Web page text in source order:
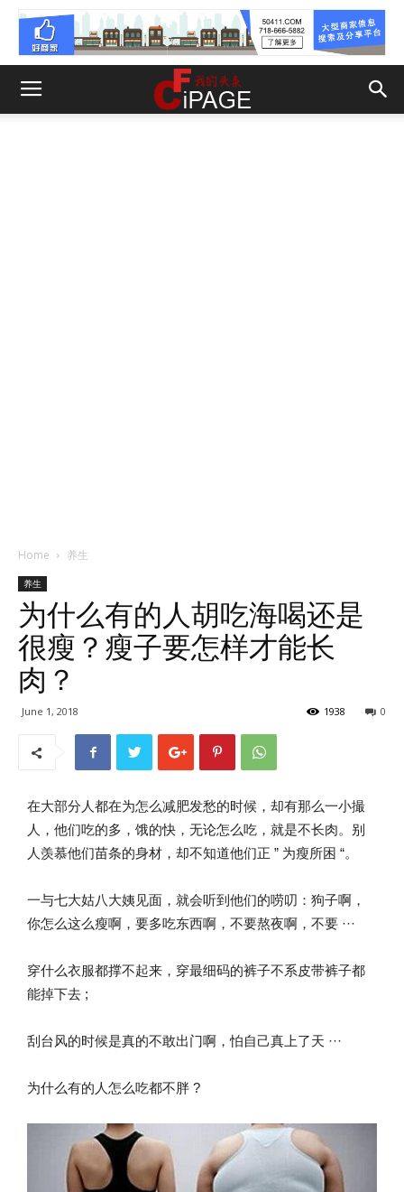
Home 养生
养生
为什么有的人胡吃海喝还是
很瘦？瘦子要怎样才能长
肉？
June 1, 2018 0
1938
在大部分人都在为怎么减肥发愁的时候，却有那么一小撮
人，他们吃的多，饿的快，无论怎么吃，就是不长肉。别
人羡慕他们苗条的身材，却不知道他们正 ” 为瘦所困 “。
一与七大姑八大姨见面，就会听到他们的唠叨：狗子啊，
你怎么这么瘦啊，要多吃东西啊，不要熬夜啊，不要 ···
穿什么衣服都撑不起来，穿最细码的裤子不系皮带裤子都
能掉下去 ;
刮台风的时候是真的不敢出门啊，怕自己真上了天 ···
为什么有的人怎么吃都不胖 ?